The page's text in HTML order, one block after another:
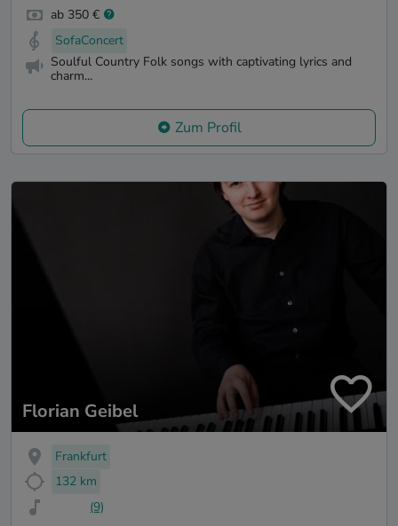
ab 350 €
SofaConcert
Soulful Country Folk songs with captivating lyrics and
charm...
Zum Profil
Florian Geibel
Frankfurt
132 km
(9)